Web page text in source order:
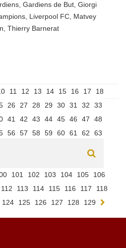
Gardiens de But Giorgi
Liverpool FC Matvey
Thierry Barnerat
11 12 13 14 15 16 17
18
26 27 28 29 30 31 32
33
41 42 43 44 45 46 47
48
56 57 58 59 60 61 62
63
101 102 103 104 105
106
112 113 114 115 116 117
118
124 125 126 127 128 129